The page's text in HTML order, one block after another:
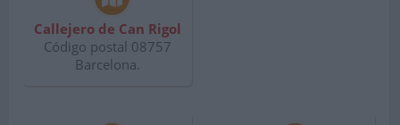
Callejero de Can Rigol
Código postal 08757
Barcelona.